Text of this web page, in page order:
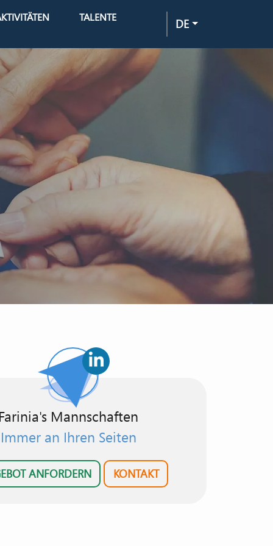
DE
TALENTE
Mannschaften
Immer an Ihren Seiten
ANFORDERN KONTAKT